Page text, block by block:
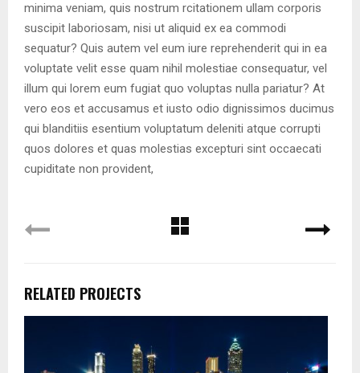
minima veniam, quis nostrum rcitationem ullam corporis
suscipit laboriosam, nisi ut aliquid ex ea commodi
sequatur? Quis autem vel eum iure reprehenderit qui in ea
voluptate velit esse quam nihil molestiae consequatur, vel
illum qui lorem eum fugiat quo voluptas nulla pariatur? At
vero eos et accusamus et iusto odio dignissimos ducimus
qui blanditiis esentium voluptatum deleniti atque corrupti
quos dolores et quas molestias excepturi sint occaecati
cupiditate non provident,
RELATED PROJECTS